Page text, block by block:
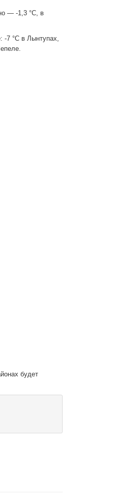
— -1,3 °C, в
-7 °C в Лынтупах,
будет